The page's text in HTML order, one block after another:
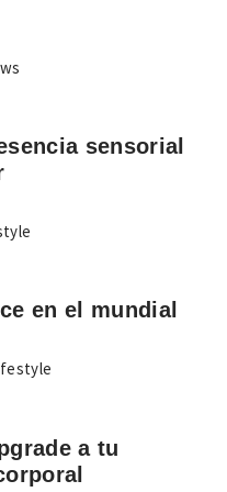
sensorial
en el mundial
a tu